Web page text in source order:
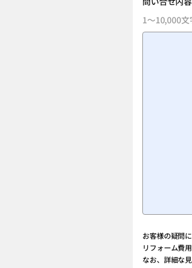
1～10,000文
お客様の疑問
リフォーム費
なお、詳細な